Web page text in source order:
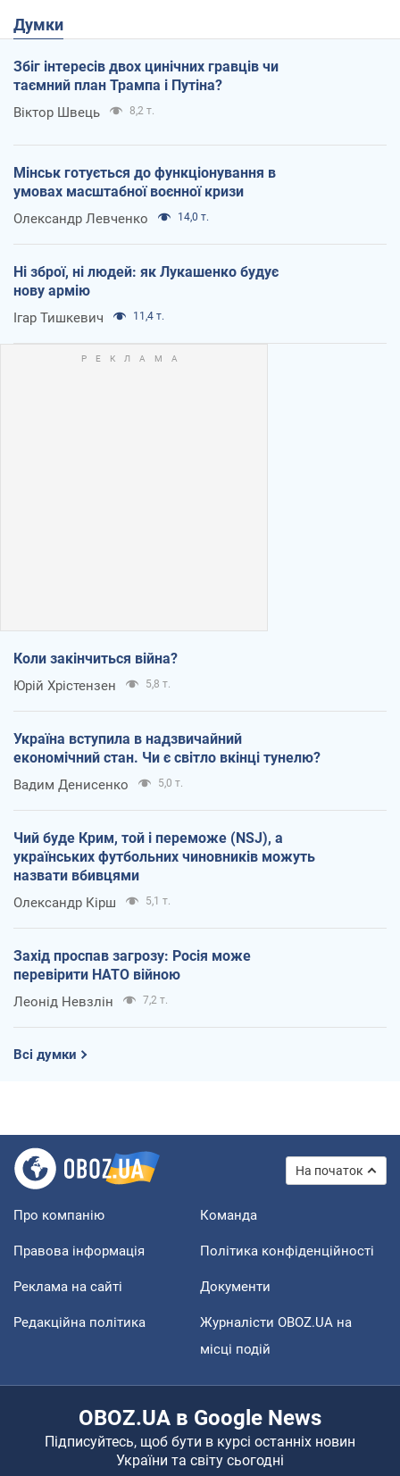
Думки
Збіг інтересів двох цинічних гравців чи
таємний план Трампа і Путіна?
Віктор Швець 8,2 т.
Мінськ готується до функціонування в
умовах масштабної воєнної кризи
Олександр Левченко 14,0 т.
Ні зброї, ні людей: як Лукашенко будує
нову армію
Ігар Тишкевич 11,4 т.
Коли закінчиться війна?
Юрій Хрістензен 5,8 т.
Україна вступила в надзвичайний
економічний стан. Чи є світло вкінці тунелю?
Вадим Денисенко 5,0 т.
Чий буде Крим, той і переможе (NSJ), а
українських футбольних чиновників можуть
назвати вбивцями
Олександр Кірш 5,1 т.
Захід проспав загрозу: Росія може
перевірити НАТО війною
Леонід Невзлін 7,2 т.
Всі думки
На початок
Про компанію Команда
Правова інформація Політика конфіденційності
Реклама на сайті Документи
Редакційна політика
Журналісти OBOZ.UA на
місці подій
OBOZ.UA в Google News
Підписуйтесь, щоб бути в курсі останніх новин
України та світу сьогодні